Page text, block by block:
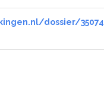
dossier/35074